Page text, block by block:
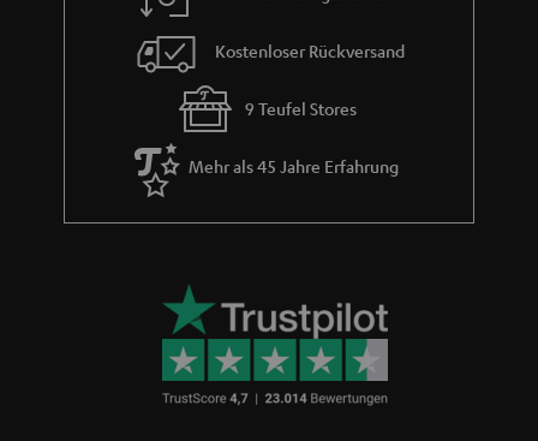
Kostenloser Rückversand
9 Teufel Stores
Mehr als 45 Jahre Erfahrung